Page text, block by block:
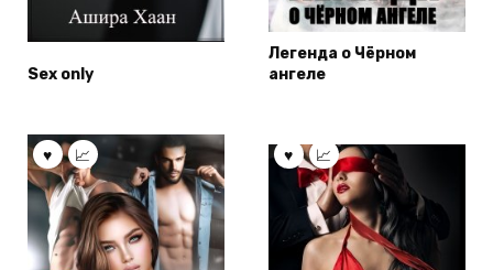
Sex only
Легенда о Чёрном
ангеле